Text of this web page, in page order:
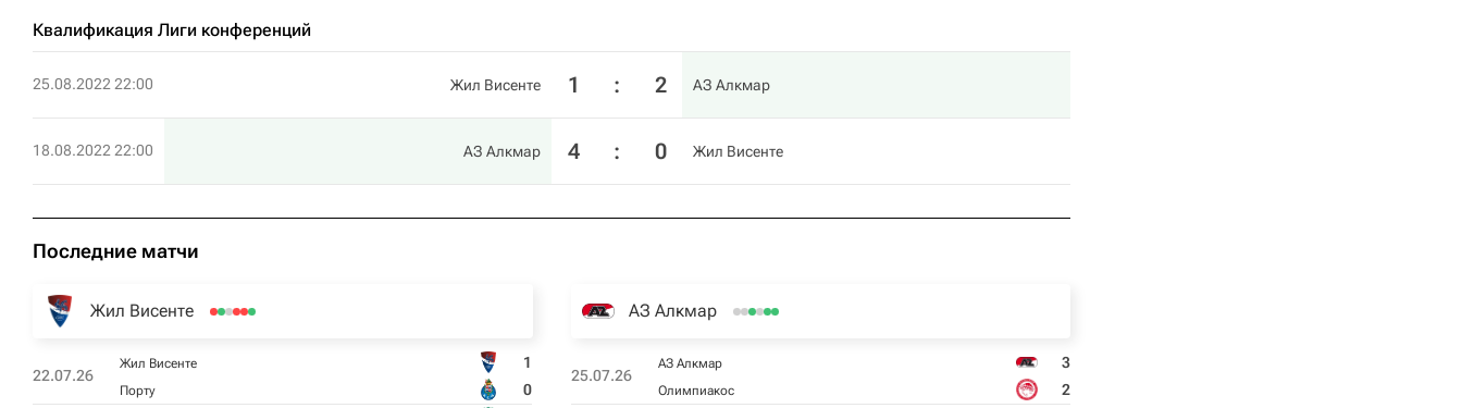
Квалификация Лиги конференций
25.08.2022 22:00 Жил Висенте 1 : 2 АЗ Алкмар
18.08.2022 22:00 АЗ Алкмар 4 : 0 Жил Висенте
Последние матчи
Жил Висенте
22.07.26
Жил Висенте 1
Порту 0
АЗ Алкмар
25.07.26
АЗ Алкмар 3
Олимпиакос 2